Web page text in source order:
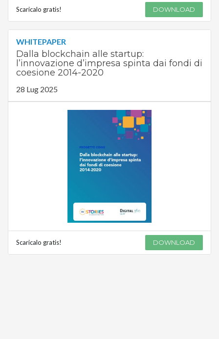
Scaricalo gratis! DOWNLOAD
WHITEPAPER
Dalla blockchain alle startup:
l’innovazione d’impresa spinta dai fondi di
coesione 2014-2020
28 Lug 2025
Scaricalo gratis! DOWNLOAD